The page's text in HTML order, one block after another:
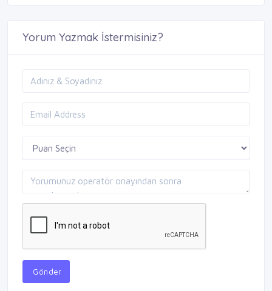
Yorum Yazmak İstermisiniz?
Gönder